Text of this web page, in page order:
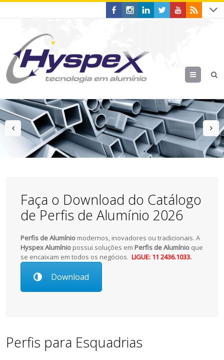
Menu
prev
Faça o Download do Catálogo
de Perfis de Alumínio 2026
Perfis de Alumínio modernos, inovadores ou tradicionais. A
Hyspex Alumínio possui soluções em Perfis de Alumínio que
se encaixam em todos os negócios.LIGUE: 11 2436.1033.
Download
Perfis para Esquadrias